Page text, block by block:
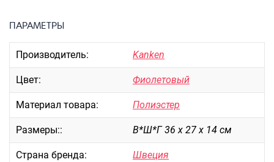
ЧЕХЛЫ ДЛЯ ЧЕМОДАНОВ
Мешки для обуви
Пеналы для школы
Новинки
ПАРАМЕТРЫ
Производитель: Kanken
Цвет: Фиолетовый
Материал товара: Полиэстер
Размеры:: В*Ш*Г 36 х 27 х 14 см
Страна бренда: Швеция